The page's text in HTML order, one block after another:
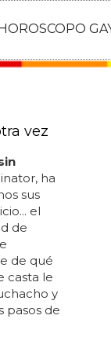
HOROSCOPO
vez
ha
sus
el
de
de qué
casta le
y
pasos de